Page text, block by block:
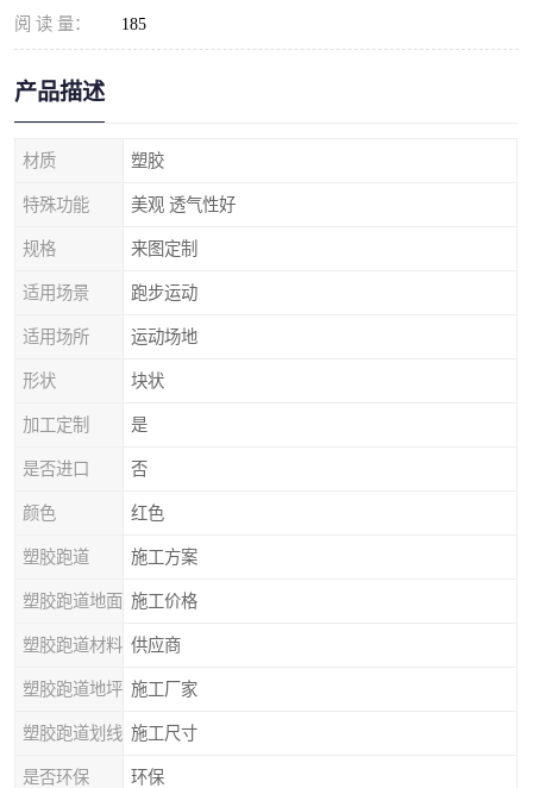
阅 读 量： 185
产品描述
材质 塑胶
特殊功能 美观 透气性好
规格 来图定制
适用场景 跑步运动
适用场所 运动场地
形状 块状
加工定制 是
是否进口 否
颜色 红色
塑胶跑道 施工方案
塑胶跑道地面 施工价格
塑胶跑道材料 供应商
塑胶跑道地坪 施工厂家
塑胶跑道划线 施工尺寸
是否环保 环保